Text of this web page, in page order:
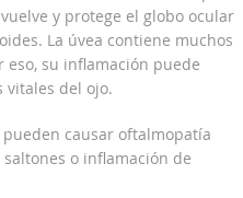
y protege el globo ocular
La úvea contiene muchos
eso, su inflamación puede
vitales del ojo.
causar oftalmopatía
o inflamación de